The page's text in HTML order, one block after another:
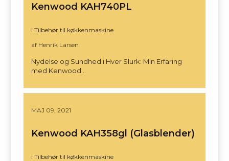
Kenwood KAH740PL
i Tilbehør til køkkenmaskine
af Henrik Larsen
Nydelse og Sundhed i Hver Slurk: Min Erfaring
med Kenwood…
MAJ 09, 2021
Kenwood KAH358gl (Glasblender)
i Tilbehør til køkkenmaskine